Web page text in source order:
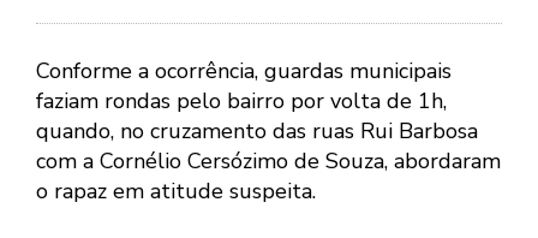
Conforme a ocorrência, guardas municipais
faziam rondas pelo bairro por volta de 1h,
quando, no cruzamento das ruas Rui Barbosa
com a Cornélio Cersózimo de Souza, abordaram
o rapaz em atitude suspeita.